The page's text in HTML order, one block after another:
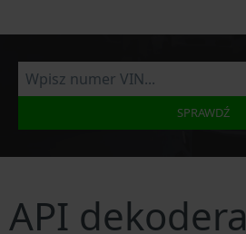
SPRAWDŹ
API dekodera